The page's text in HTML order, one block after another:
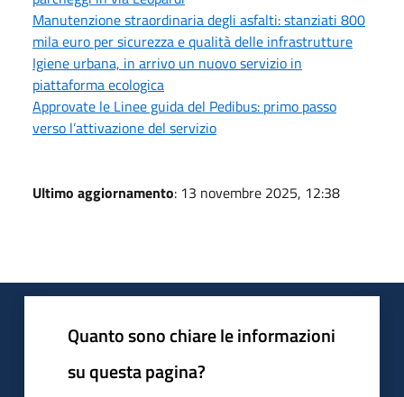
Manutenzione straordinaria degli asfalti: stanziati 800
mila euro per sicurezza e qualità delle infrastrutture
Igiene urbana, in arrivo un nuovo servizio in
piattaforma ecologica
Approvate le Linee guida del Pedibus: primo passo
verso l’attivazione del servizio
Ultimo aggiornamento: 13 novembre 2025, 12:38
Quanto sono chiare le informazioni
su questa pagina?